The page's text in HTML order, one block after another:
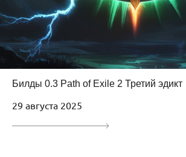
Билды 0.3 Path of Exile 2 Третий эдикт
29 августа 2025